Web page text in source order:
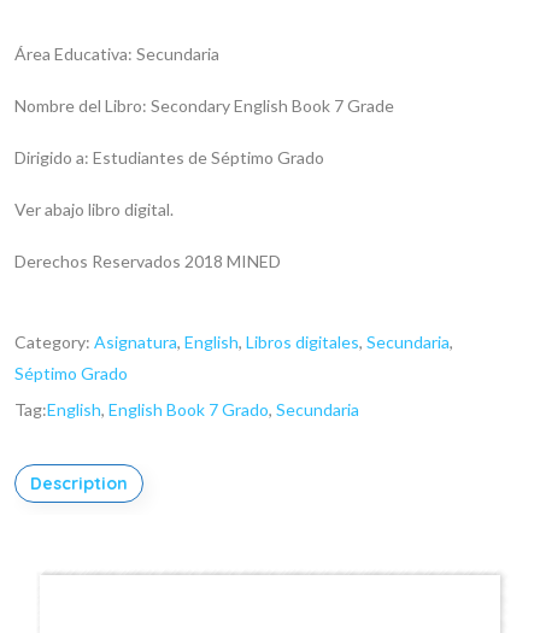
Área Educativa: Secundaria
Nombre del Libro: Secondary English Book 7 Grade
Dirigido a: Estudiantes de Séptimo Grado
Ver abajo libro digital.
Derechos Reservados 2018 MINED
Category: Asignatura, English, Libros digitales, Secundaria,
Séptimo Grado
Tag:English, English Book 7 Grado, Secundaria
Description